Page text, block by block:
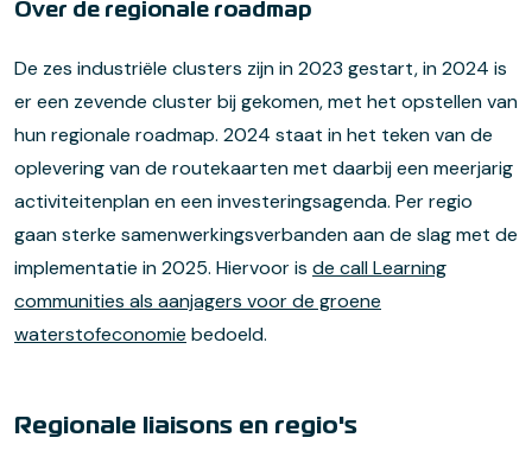
Over de regionale roadmap
De zes industriële clusters zijn in 2023 gestart, in 2024 is
er een zevende cluster bij gekomen, met het opstellen van
hun regionale roadmap. 2024 staat in het teken van de
oplevering van de routekaarten met daarbij een meerjarig
activiteitenplan en een investeringsagenda. Per regio
gaan sterke samenwerkingsverbanden aan de slag met de
implementatie in 2025. Hiervoor is de call Learning
communities als aanjagers voor de groene
waterstofeconomie bedoeld.
Regionale liaisons en regio's